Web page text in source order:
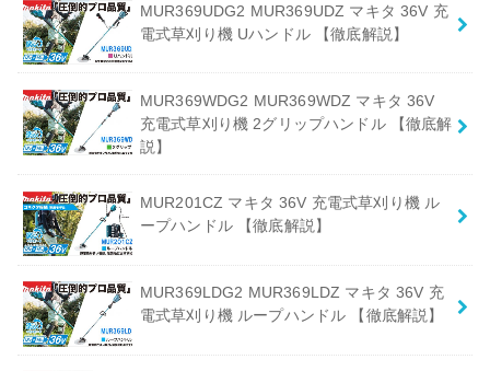
MUR369UDG2 MUR369UDZ マキタ 36V 充
電式草刈り機 Uハンドル 【徹底解説】
MUR369WDG2 MUR369WDZ マキタ 36V
充電式草刈り機 2グリップハンドル 【徹底解
説】
MUR201CZ マキタ 36V 充電式草刈り機 ル
ープハンドル 【徹底解説】
MUR369LDG2 MUR369LDZ マキタ 36V 充
電式草刈り機 ループハンドル 【徹底解説】